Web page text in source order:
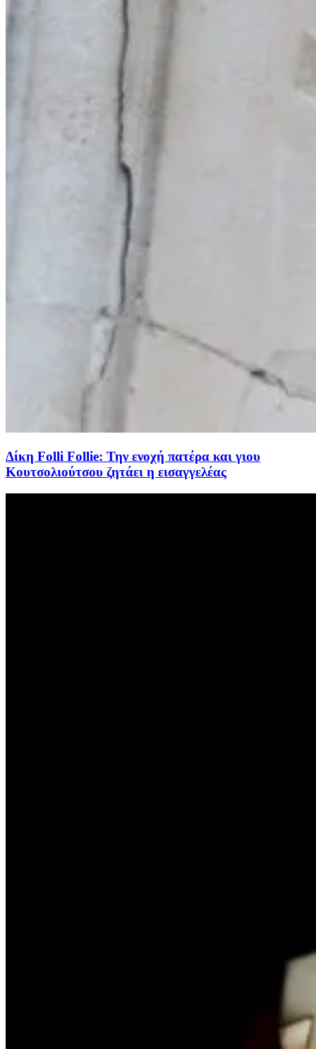
Δίκη Folli Follie: Την ενοχή πατέρα και γιου
Κουτσολιούτσου ζητάει η εισαγγελέας